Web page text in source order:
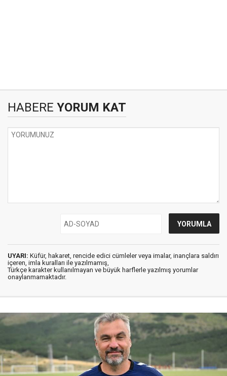
HABERE YORUM KAT
UYARI: Küfür, hakaret, rencide edici cümleler veya imalar, inançlara saldırı
içeren, imla kuralları ile yazılmamış,
Türkçe karakter kullanılmayan ve büyük harflerle yazılmış yorumlar
onaylanmamaktadır.